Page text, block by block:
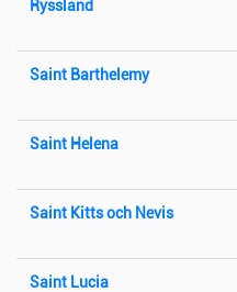
Ryssland
Saint Barthelemy
Saint Helena
Saint Kitts och Nevis
Saint Lucia